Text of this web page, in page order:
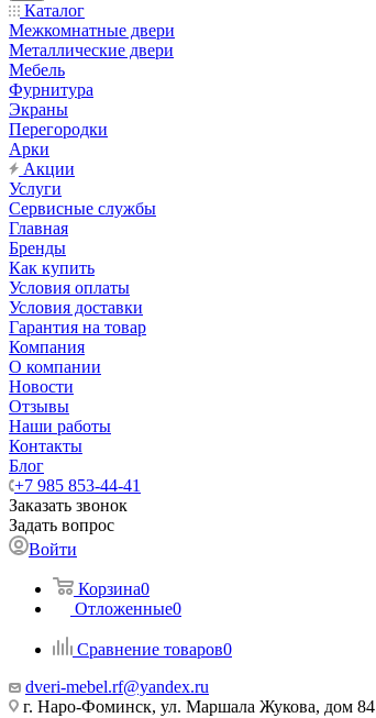
Каталог
Межкомнатные двери
Металлические двери
Мебель
Фурнитура
Экраны
Перегородки
Арки
Акции
Услуги
Сервисные службы
Главная
Бренды
Как купить
Условия оплаты
Условия доставки
Гарантия на товар
Компания
О компании
Новости
Отзывы
Наши работы
Контакты
Блог
+7 985 853-44-41
Заказать звонок
Задать вопрос
Войти
Корзина0
Отложенные0
Сравнение товаров0
dveri-mebel.rf@yandex.ru
г. Наро-Фоминск, ул. Маршала Жукова, дом 84